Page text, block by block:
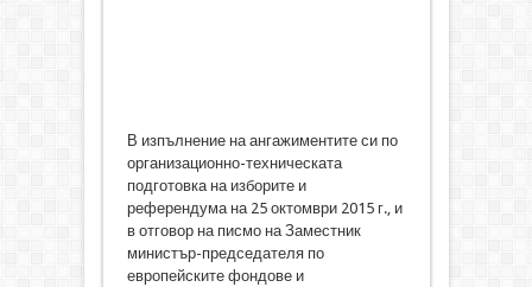
В изпълнение на ангажиментите си по
организационно-техническата
подготовка на изборите и
референдума на 25 октомври 2015 г., и
в отговор на писмо на Заместник
министър-председателя по
европейските фондове и